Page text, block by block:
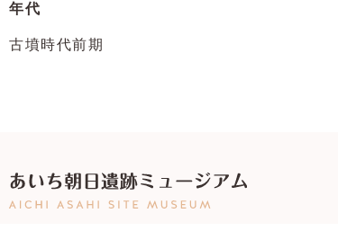
年代
古墳時代前期